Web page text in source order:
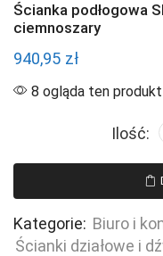
Ścianka podłogowa
ciemnoszary
940,95 zł
8 ogląda ten produkt
Kategorie: Biuro i
Ścianki działowe i